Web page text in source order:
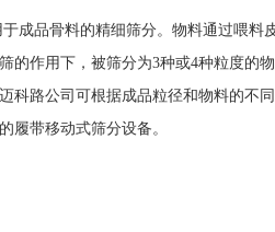
品骨料的精细筛分。物料通过喂料
的作用下，被筛分为3种或4种粒度的
科路公司可根据成品粒径和物料的不
履带移动式筛分设备。